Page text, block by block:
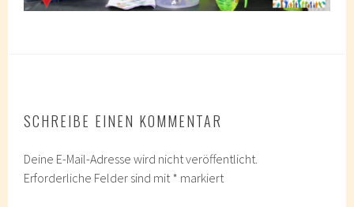
SCHREIBE EINEN KOMMENTAR
Deine E-Mail-Adresse wird nicht veröffentlicht.
Erforderliche Felder sind mit* markiert